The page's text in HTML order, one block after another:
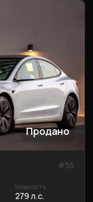
Продано
#55
Мощность
279 л.с.